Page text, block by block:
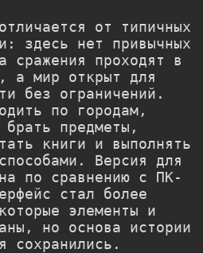
от типичных
здесь нет привычных
сражения проходят в
а мир открыт для
без ограничений.
по городам,
предметы,
книги и выполнять
Версия для
по сравнению с ПК-
стал более
элементы и
но основа истории
сохранились.